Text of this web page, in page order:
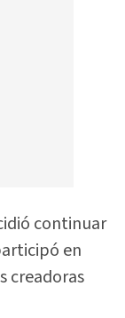
continuar
en
creadoras